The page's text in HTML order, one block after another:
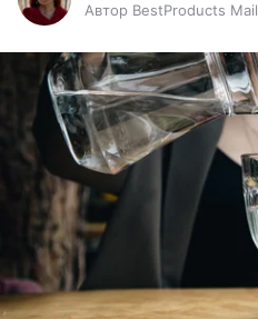
Автор BestProducts Mail